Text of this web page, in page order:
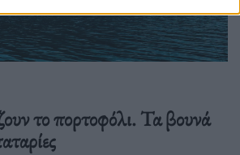
το πορτοφόλι. Τα βουνά